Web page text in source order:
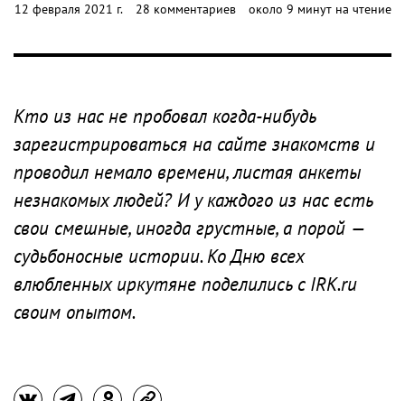
12 февраля 2021 г. 28 комментариев около 9 минут на чтение
Кто из нас не пробовал когда-нибудь
зарегистрироваться на сайте знакомств и
проводил немало времени, листая анкеты
незнакомых людей? И у каждого из нас есть
свои смешные, иногда грустные, а порой —
судьбоносные истории. Ко Дню всех
влюбленных иркутяне поделились с IRK.ru
своим опытом.